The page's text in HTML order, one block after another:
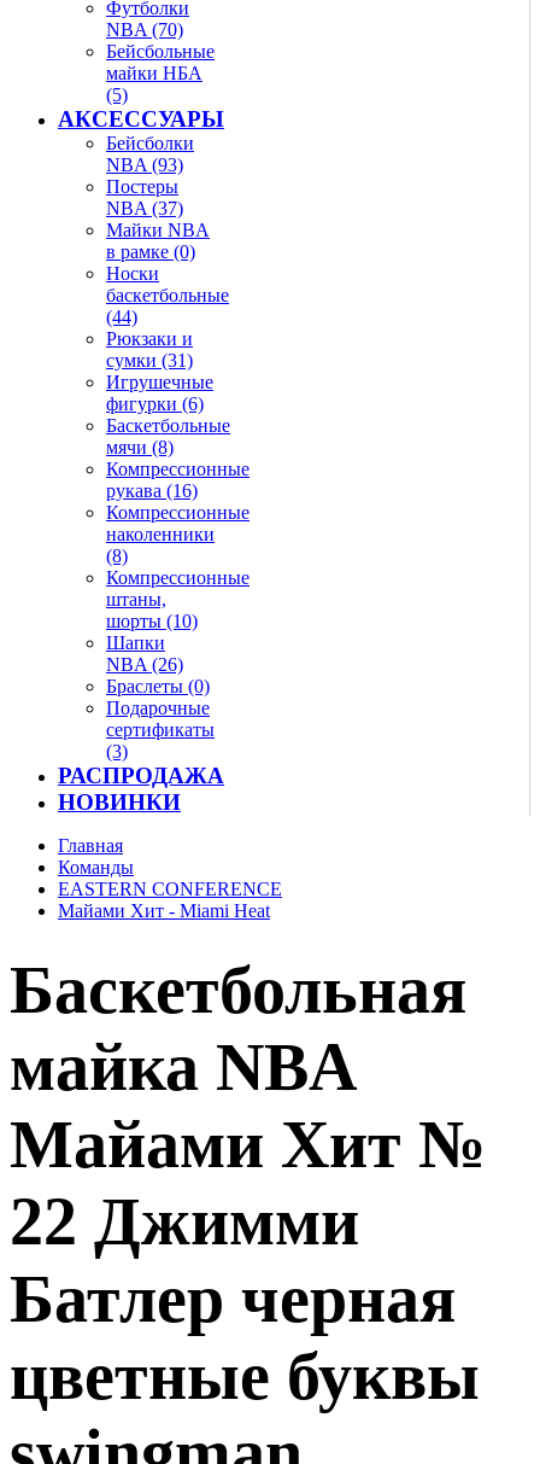
Футболки
NBA (70)
Бейсбольные
майки НБА
(5)
АКСЕССУАРЫ
Бейсболки
NBA (93)
Постеры
NBA (37)
Майки NBA
в рамке (0)
Носки
баскетбольные
(44)
Рюкзаки и
сумки (31)
Игрушечные
фигурки (6)
Баскетбольные
мячи (8)
Компрессионные
рукава (16)
Компрессионные
наколенники
(8)
Компрессионные
штаны,
шорты (10)
Шапки
NBA (26)
Браслеты (0)
Подарочные
сертификаты
(3)
РАСПРОДАЖА
НОВИНКИ
Главная
Команды
EASTERN CONFERENCE
Майами Хит - Miami Heat
Баскетбольная
майка NBA
Майами Xит №
22 Джимми
Батлер черная
цветные буквы